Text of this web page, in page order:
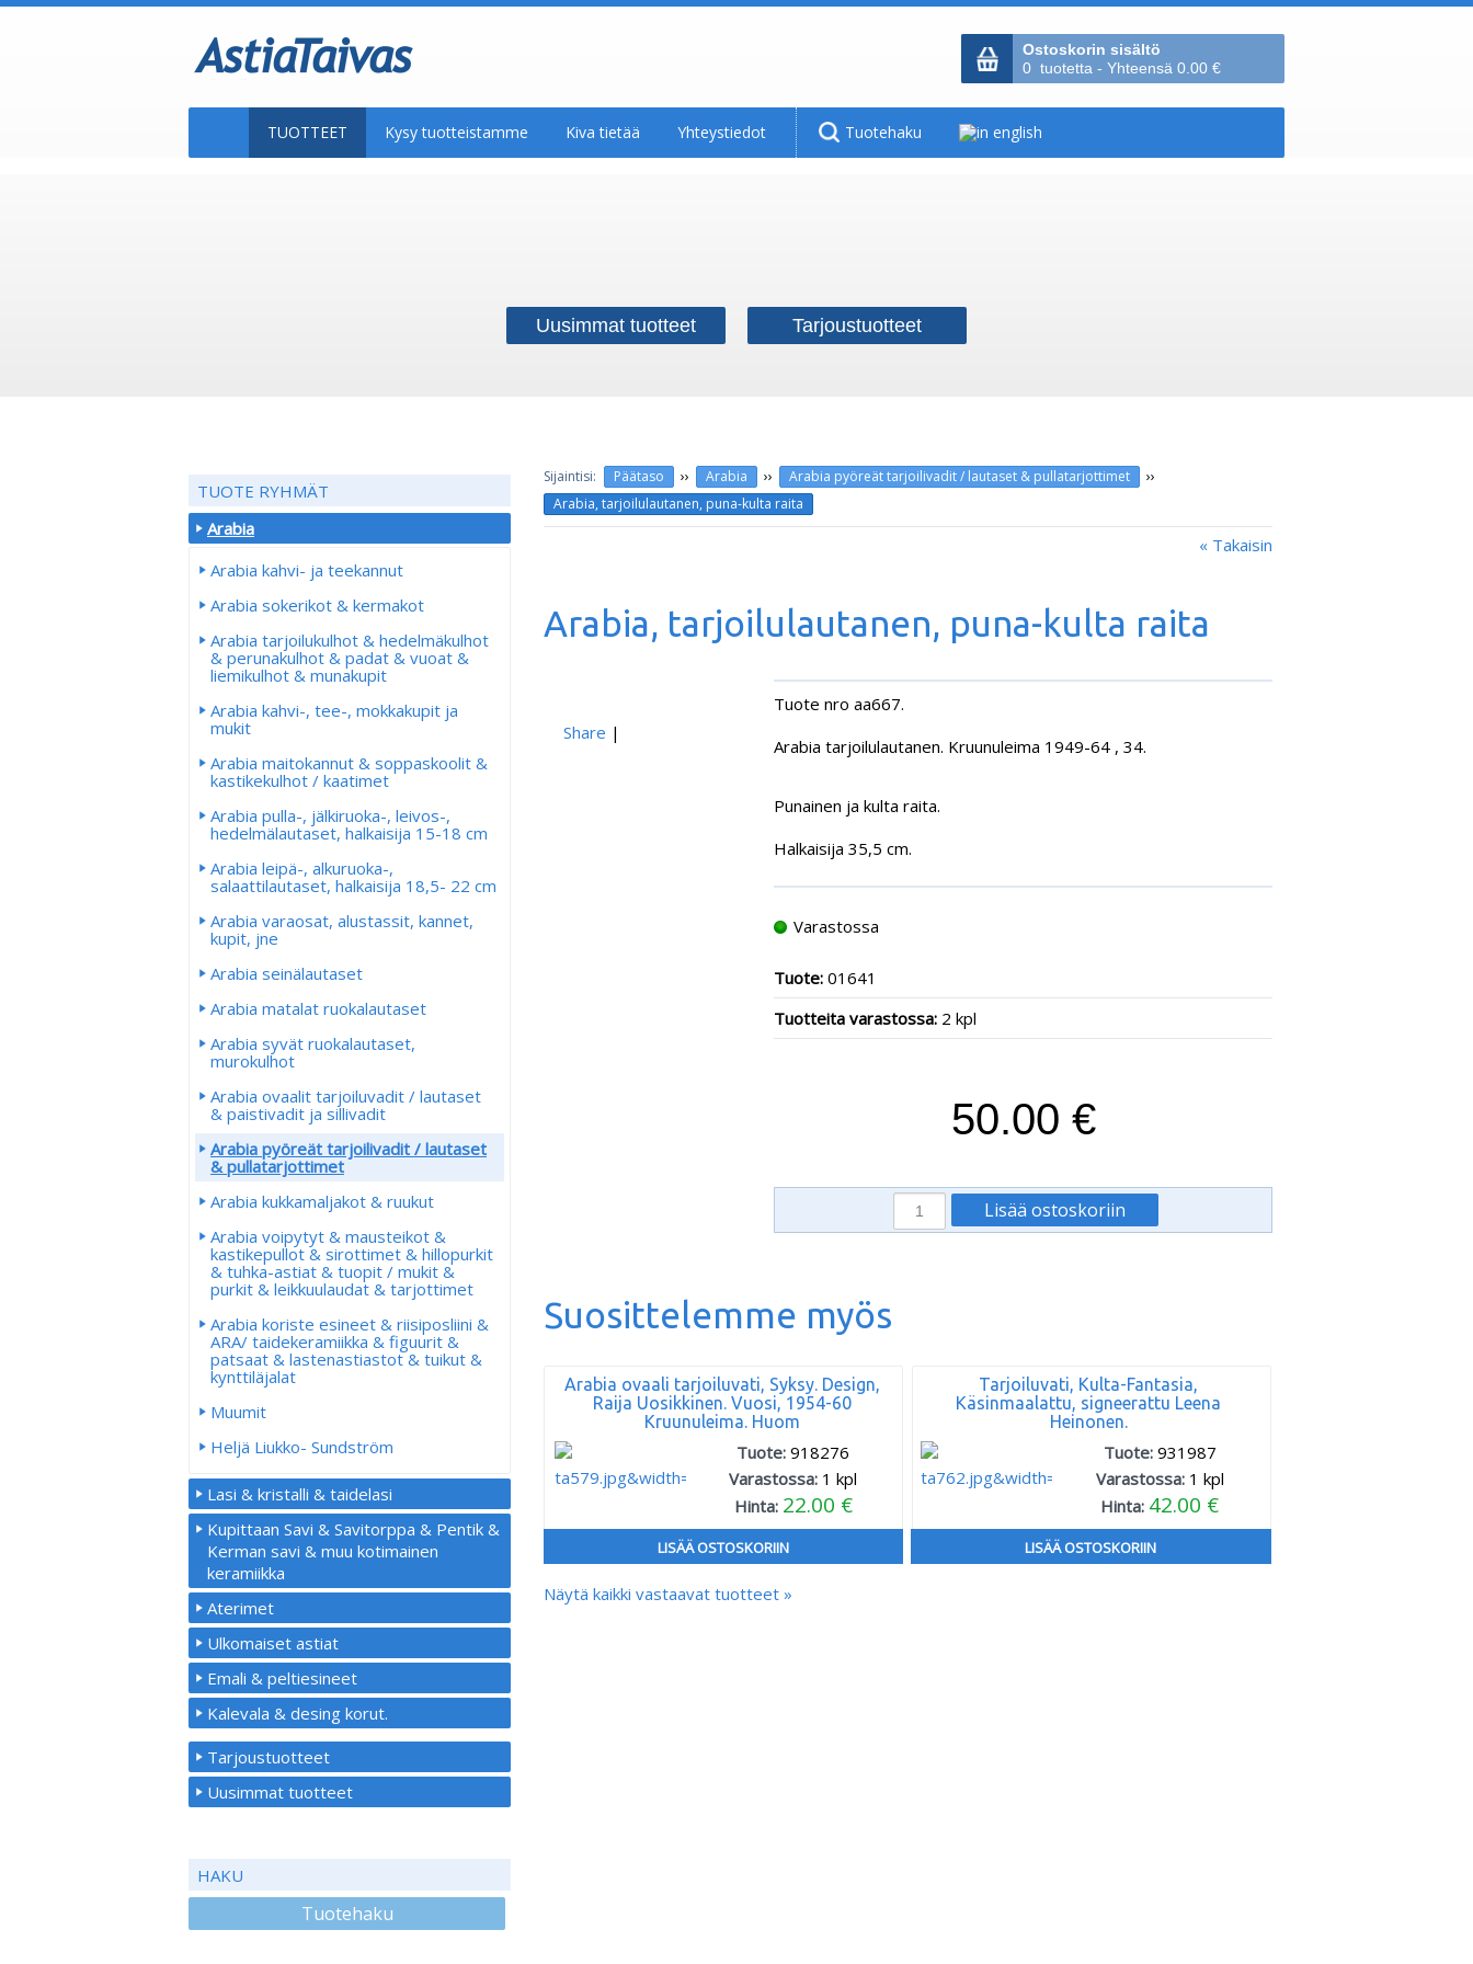
Ostoskorin sisältö
0 tuotetta - Yhteensä 0.00 €
TUOTTEET Kysy tuotteistamme Kiva tietää Yhteystiedot Tuotehaku
Uusimmat tuotteet Tarjoustuotteet
Päätaso ›› Arabia ›› Arabia pyöreät tarjoilivadit / lautaset & pullatarjottimet ››
Arabia, tarjoilulautanen, puna-kulta raita
« Takaisin
Arabia, tarjoilulautanen, puna-kulta raita
Share |
Tuote nro aa667.
Arabia tarjoilulautanen. Kruunuleima 1949-64 , 34.
Punainen ja kulta raita.
Halkaisija 35,5 cm.
Varastossa
Tuote: 01641
Tuotteita varastossa: 2 kpl
50.00 €
Suosittelemme myös
Arabia ovaali tarjoiluvati, Syksy. Design,
Raija Uosikkinen. Vuosi, 1954-60
Kruunuleima. Huom
Tuote:918276
Varastossa: 1 kpl
Hinta: 22.00 €
LISÄÄ OSTOSKORIIN
Tarjoiluvati, Kulta-Fantasia,
Käsinmaalattu, signeerattu Leena
Heinonen.
Tuote: 931987
Varastossa: 1 kpl
Hinta: 42.00 €
LISÄÄ OSTOSKORIIN
Näytä kaikki vastaavat tuotteet »
TUOTE RYHMÄT
Arabia
Arabia kahvi- ja teekannut
Arabia sokerikot & kermakot
Arabia tarjoilukulhot & hedelmäkulhot
& perunakulhot & padat & vuoat &
liemikulhot & munakupit
Arabia kahvi-, tee-, mokkakupit ja
mukit
Arabia maitokannut & soppaskoolit &
kastikekulhot / kaatimet
Arabia pulla-, jälkiruoka-, leivos-,
hedelmälautaset, halkaisija 15-18 cm
Arabia leipä-, alkuruoka-,
salaattilautaset, halkaisija 18,5- 22 cm
Arabia varaosat, alustassit, kannet,
kupit, jne
Arabia seinälautaset
Arabia matalat ruokalautaset
Arabia syvät ruokalautaset,
murokulhot
Arabia ovaalit tarjoiluvadit / lautaset
& paistivadit ja sillivadit
Arabia pyöreät tarjoilivadit / lautaset
& pullatarjottimet
Arabia kukkamaljakot & ruukut
Arabia voipytyt & mausteikot &
kastikepullot & sirottimet & hillopurkit
& tuhka-astiat & tuopit / mukit &
purkit & leikkuulaudat & tarjottimet
Arabia koriste esineet & riisiposliini &
ARA/ taidekeramiikka & figuurit &
patsaat & lastenastiastot & tuikut &
kynttiläjalat
Muumit
Heljä Liukko- Sundström
Lasi & kristalli & taidelasi
Kupittaan Savi & Savitorppa & Pentik &
Kerman savi & muu kotimainen
keramiikka
Aterimet
Ulkomaiset astiat
Emali & peltiesineet
Kalevala & desing korut.
Tarjoustuotteet
Uusimmat tuotteet
HAKU
Tuotehaku